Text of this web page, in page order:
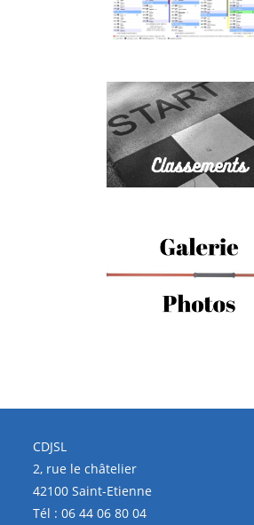
CDJSL
2, rue le châtelier
42100 Saint-Etienne
Tél :06 44 06 80 04